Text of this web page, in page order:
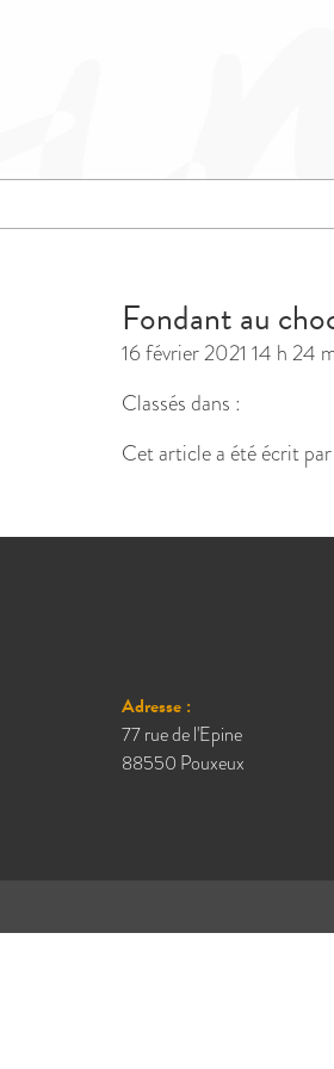
Fondant au
16 février 2021 14 h 24
Classés dans :
Cet article a été écrit
Adresse :
77 rue de l'Epine
88550 Pouxeux